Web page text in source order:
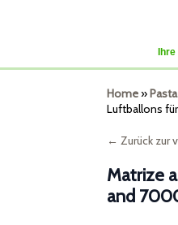
Home»
Luftballons
← Zurück zur
Matrize
and